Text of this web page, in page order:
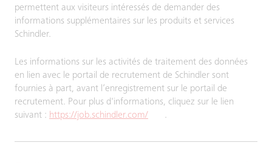
permettent aux visiteurs intéressés de demander des
informations supplémentaires sur les produits et services
Schindler.
Les informations sur les activités de traitement des données
en lien avec le portail de recrutement de Schindler sont
fournies à part, avant l’enregistrement sur le portail de
recrutement. Pour plus d'informations, cliquez sur le lien
suivant : https://job.schindler.com/ .